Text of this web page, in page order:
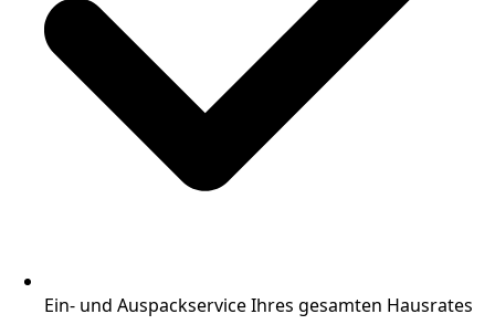
Ein- und Auspackservice Ihres gesamten Hausrates